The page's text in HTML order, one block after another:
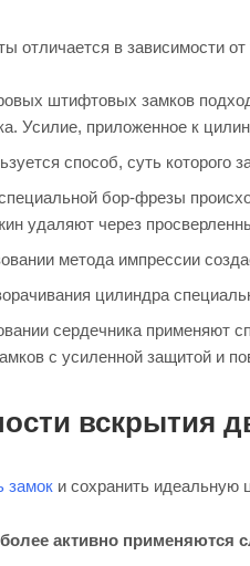
отличается в зависимости
штифтовых замков
Усилие, приложенное к
способ, суть которого
бор-фрезы
удаляют через
метода импрессии
цилиндра
сердечника применяют
с усиленной защитой и
вскрытия
замок и сохранить идеальную
активно применяются